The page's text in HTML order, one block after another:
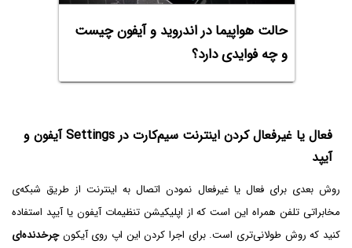
حالت هواپیما در اندروید و آیفون چیست
و چه فوایدی دارد؟
فعال یا غیرفعال کردن اینترنت سیم‌کارت در Settings آیفون و
آیپد
روش بعدی برای فعال یا غیرفعال نمودن اتصال به اینترنت از طریق شبکه‌ی
مخابراتی تلفن همراه این است که از اپلیکیشن تنظیمات آیفون یا آیپد استفاده
کنید که روش طولانی‌تری است. برای اجرا کردن این اپ روی آیکونچرخدنده‌ای